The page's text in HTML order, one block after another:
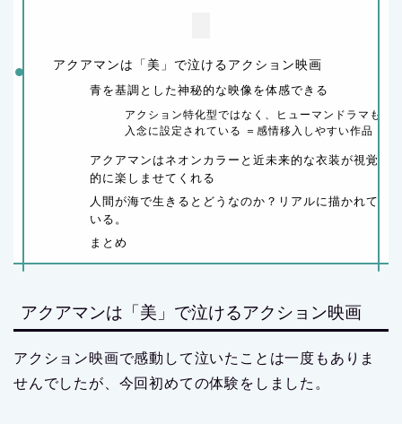
アクアマンは「美」で泣けるアクション映画
青を基調とした神秘的な映像を体感できる
アクション特化型ではなく、ヒューマンドラマも
入念に設定されている ＝感情移入しやすい作品
アクアマンはネオンカラーと近未来的な衣装が視覚
的に楽しませてくれる
人間が海で生きるとどうなのか？リアルに描かれて
いる。
まとめ
アクアマンは「美」で泣けるアクション映画
アクション映画で感動して泣いたことは一度もありま
せんでしたが、今回初めての体験をしました。